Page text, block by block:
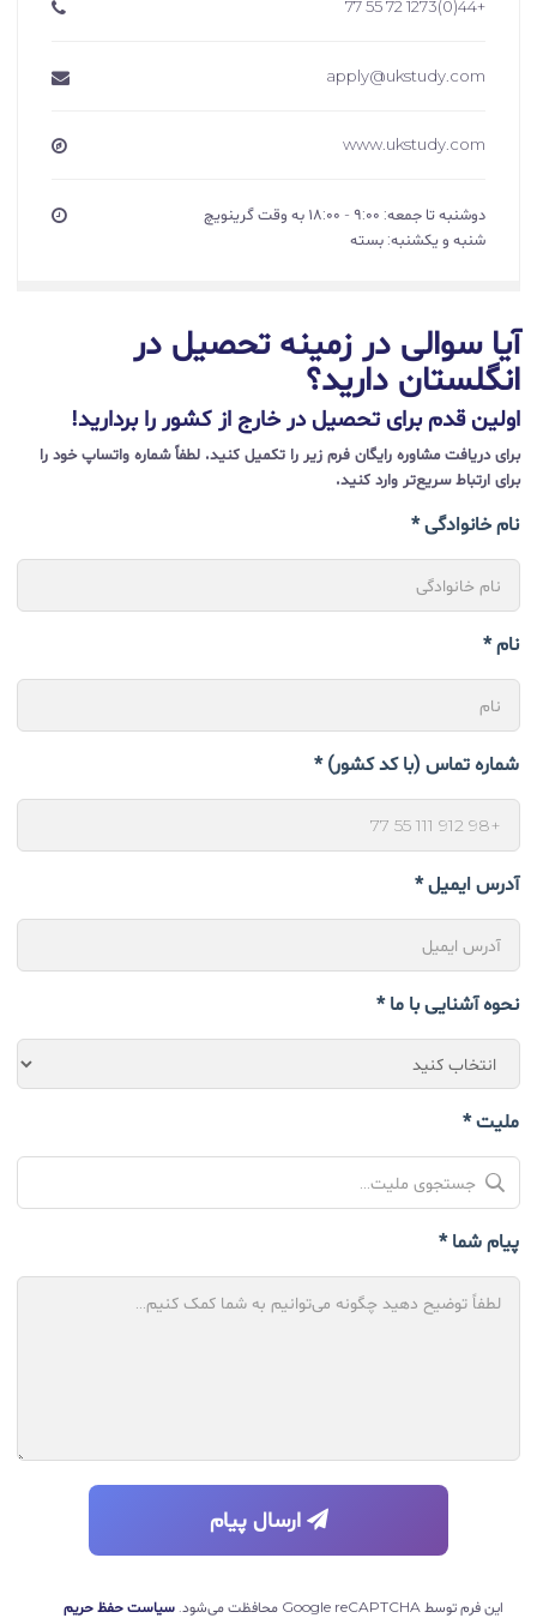
+44(0)1273 72 55 77
apply@ukstudy.com
www.ukstudy.com
دوشنبه تا جمعه: ۹:۰۰ - ۱۸:۰۰ به وقت گرینویچ
شنبه و یکشنبه: بسته
آیا سوالی در زمینه تحصیل در
انگلستان دارید؟
اولین قدم برای تحصیل در خارج از کشور را بردارید!
برای دریافت مشاوره رایگان فرم زیر را تکمیل کنید. لطفاً شماره واتساپ خود را
برای ارتباط سریع‌تر وارد کنید.
نام خانوادگی *
نام *
شماره تماس (با کد کشور) *
آدرس ایمیل *
نحوه آشنایی با ما *
ملیت *
پیام شما *
ارسال پیام
این فرم توسط Google reCAPTCHA محافظت می‌شود. سیاست حفظ حریم